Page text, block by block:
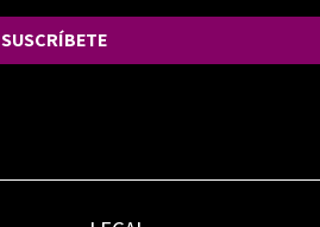
SUSCRÍBETE